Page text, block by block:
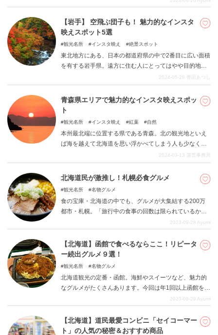
のパフェをご紹介します。
【岩手】 空飛ぶ団子も！ 魅力的なインスタ
映えスポット5選
観光名所 インスタ映え 絶景スポット
東北地方にある、日本の都道府県の中で2番目に広い面積
を有する岩手県。遠方に住む人にとってはやや目的地の
候補に挙がりづらい県かもしれませんが、実は海にも川
にも、そして歴史にも恵まれた表情豊かな場所だという
ことをご存じでしょうか。今回はその岩手県の中で訪れ
たくなるインスタ映えスポットを5カ所取り上げていま
2024-05-28 香田あつし
青森県エリアで魅力的なインスタ映えスポッ
ト
観光名所 インスタ映え 紅葉 自然
本州最北端に位置する県である青森。北の観光地といえ
ば海を越えて北海道を思い浮かべてしまう人も少なくな
いかもしれませんが、青森県にもとても魅力的な景色が
多数存在するので見逃してはいけません。大きく気温が
変化する厳しい環境が育んだ大自然は特に注目に値する
ポイントで、ついついカメラを向けずにはいられないこ
映えスポットを6つご紹介したいと思います。
2024-03-13 運営事務局
北海道民が激推し！札幌必食グルメ
観光名所 名物グルメ
食の宝庫・北海道の中でも、グルメが大集結する200万
都市・札幌。「旅行中の食事の回数は限られているか
ら、絶対おいしいものが食べたい！」と思っていても、
はないでしょうか。今回は札幌出身の筆者が、札幌でぜ
ひ食べてほしいグルメをご紹介します！
2023-09-28 Ayumi
【北海道】函館で食べるならここ！リピータ
ー続出グルメ９選！
観光名所 名物グルメ
北海道観光の定番・函館。海鮮やスイーツなど、魅力的
なグルメがたくさんあります。今回は年1回以上函館を訪
れる筆者おすすめの、本当においしい函館グルメをご紹
ェックです！
2023-08-29 Ayumi
【北海道】道民最愛コンビニ「セイコーマー
ト」の人気の秘密＆おすすめ商品